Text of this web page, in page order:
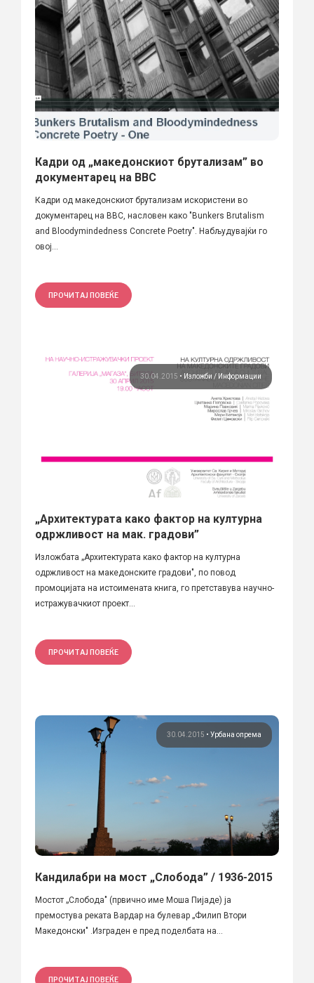
Кадри од „македонскиот брутализам” во
документарец на BBC
Кадри од македонскиот брутализам искористени во
документарец на BBC, насловен како "Bunkers Brutalism
and Bloodymindedness Concrete Poetry". Набљудувајќи го
овој...
ПРОЧИТАЈ ПОВЕЌЕ
30.04.2015 • Изложби Информации
„Архитектурата како фактор на културна
одржливост на мак. градови”
Изложбата „Архитектурата како фактор на културна
одржливост на македонските градови", по повод
промоцијата на истоимената книга, го претставува научно-
истражувачкиот проект...
ПРОЧИТАЈ ПОВЕЌЕ
30.04.2015 • Урбана опрема
Кандилабри на мост „Слобода” / 1936-2015
Мостот „Слобода" (првично име Моша Пијаде) ја
премостува реката Вардар на булевар „Филип Втори
Македонски" .Изграден е пред поделбата на...
ПРОЧИТАЈ ПОВЕЌЕ